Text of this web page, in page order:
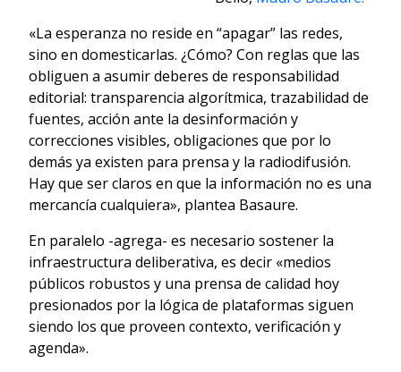
«La esperanza no reside en “apagar” las redes,
sino en domesticarlas. ¿Cómo? Con reglas que las
obliguen a asumir deberes de responsabilidad
editorial: transparencia algorítmica, trazabilidad de
fuentes, acción ante la desinformación y
correcciones visibles, obligaciones que por lo
demás ya existen para prensa y la radiodifusión.
Hay que ser claros en que la información no es una
mercancía cualquiera», plantea Basaure.
En paralelo -agrega- es necesario sostener la
infraestructura deliberativa, es decir «medios
públicos robustos y una prensa de calidad hoy
presionados por la lógica de plataformas siguen
siendo los que proveen contexto, verificación y
agenda».